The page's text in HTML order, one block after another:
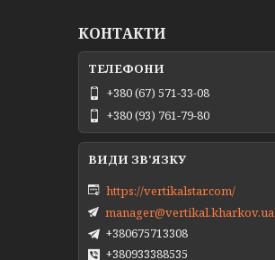
КОНТАКТИ
+380 (67) 571-33-08
+380 (93) 761-79-80
https://vertikalstar.com/
manager@vertikal.kharkov.ua
+380675713308
+380933388535